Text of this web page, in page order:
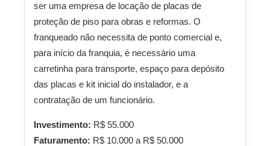
ser uma empresa de locação de placas de
proteção de piso para obras e reformas. O
franqueado não necessita de ponto comercial e,
para início da franquia, é necessário uma
carretinha para transporte, espaço para depósito
das placas e kit inicial do instalador, e a
contratação de um funcionário.
Investimento: R$ 55.000
Faturamento: R$ 10.000 a R$ 50.000